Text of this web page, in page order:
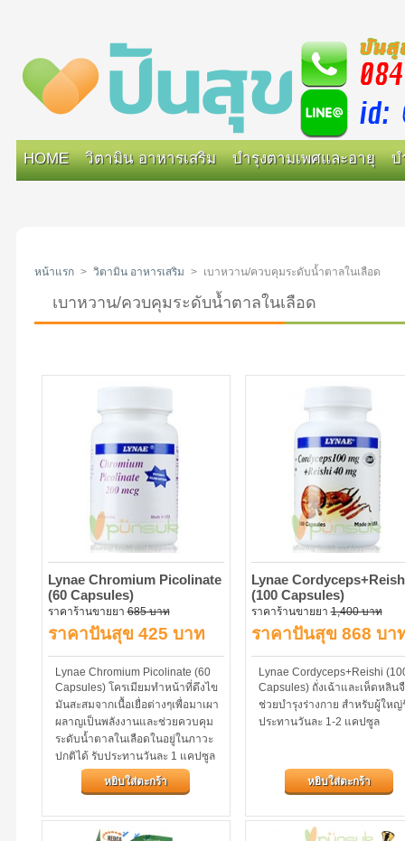
HOME วิตามิน อาหารเสริม บำรุงตามเพศและอายุ บ
หน้าแรก > วิตามิน อาหารเสริม > เบาหวาน/ควบคุมระดับน้ำตาลในเลือด
เบาหวาน/ควบคุมระดับน้ำตาลในเลือด
Lynae Chromium Picolinate
(60 Capsules)
ราคาร้านขายยา685 บาท
ราคาปันสุข 425 บาท
Lynae Chromium Picolinate (60
Capsules) โครเมียมทำหน้าที่ดึงไข
มันสะสมจากเนื้อเยื่อต่างๆเพื่อมาเผา
ผลาญเป็นพลังงานและช่วยควบคุม
ระดับน้ำตาลในเลือดในอยู่ในภาวะ
ปกติได้ รับประทานวันละ 1 แคปซูล
หลังมื้ออาหาร
หยิบใส่ตะกร้า
Lynae
(100 Capsules)
ราคาร้านขายยา1,400 บาท
ราคาปันสุข 868 บา
Lynae Cordyceps+Reishi
Capsules) ถั่งเฉ้าและเห็ดหลิน
ช่วยบำรุงร่างกาย สำหรับผู้ใหญ่
ประทานวันละ 1-2 แคปซูล
หยิบใส่ตะกร้า